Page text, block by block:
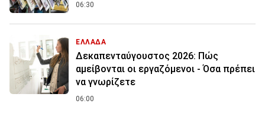
06:30
ΕΛΛΑΔΑ
Δεκαπενταύγουστος 2026: Πώς
αμείβονται οι εργαζόμενοι - Όσα πρέπει
να γνωρίζετε
06:00